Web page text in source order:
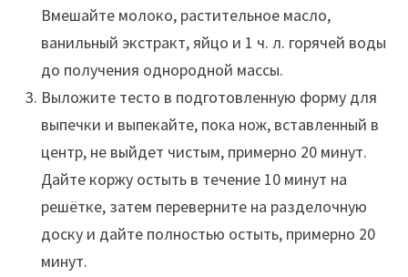
Вмешайте молоко, растительное масло,
ванильный экстракт, яйцо и 1 ч. л. горячей воды
до получения однородной массы.
Выложите тесто в подготовленную форму для
выпечки и выпекайте, пока нож, вставленный в
центр, не выйдет чистым, примерно 20 минут.
Дайте коржу остыть в течение 10 минут на
решётке, затем переверните на разделочную
доску и дайте полностью остыть, примерно 20
минут.